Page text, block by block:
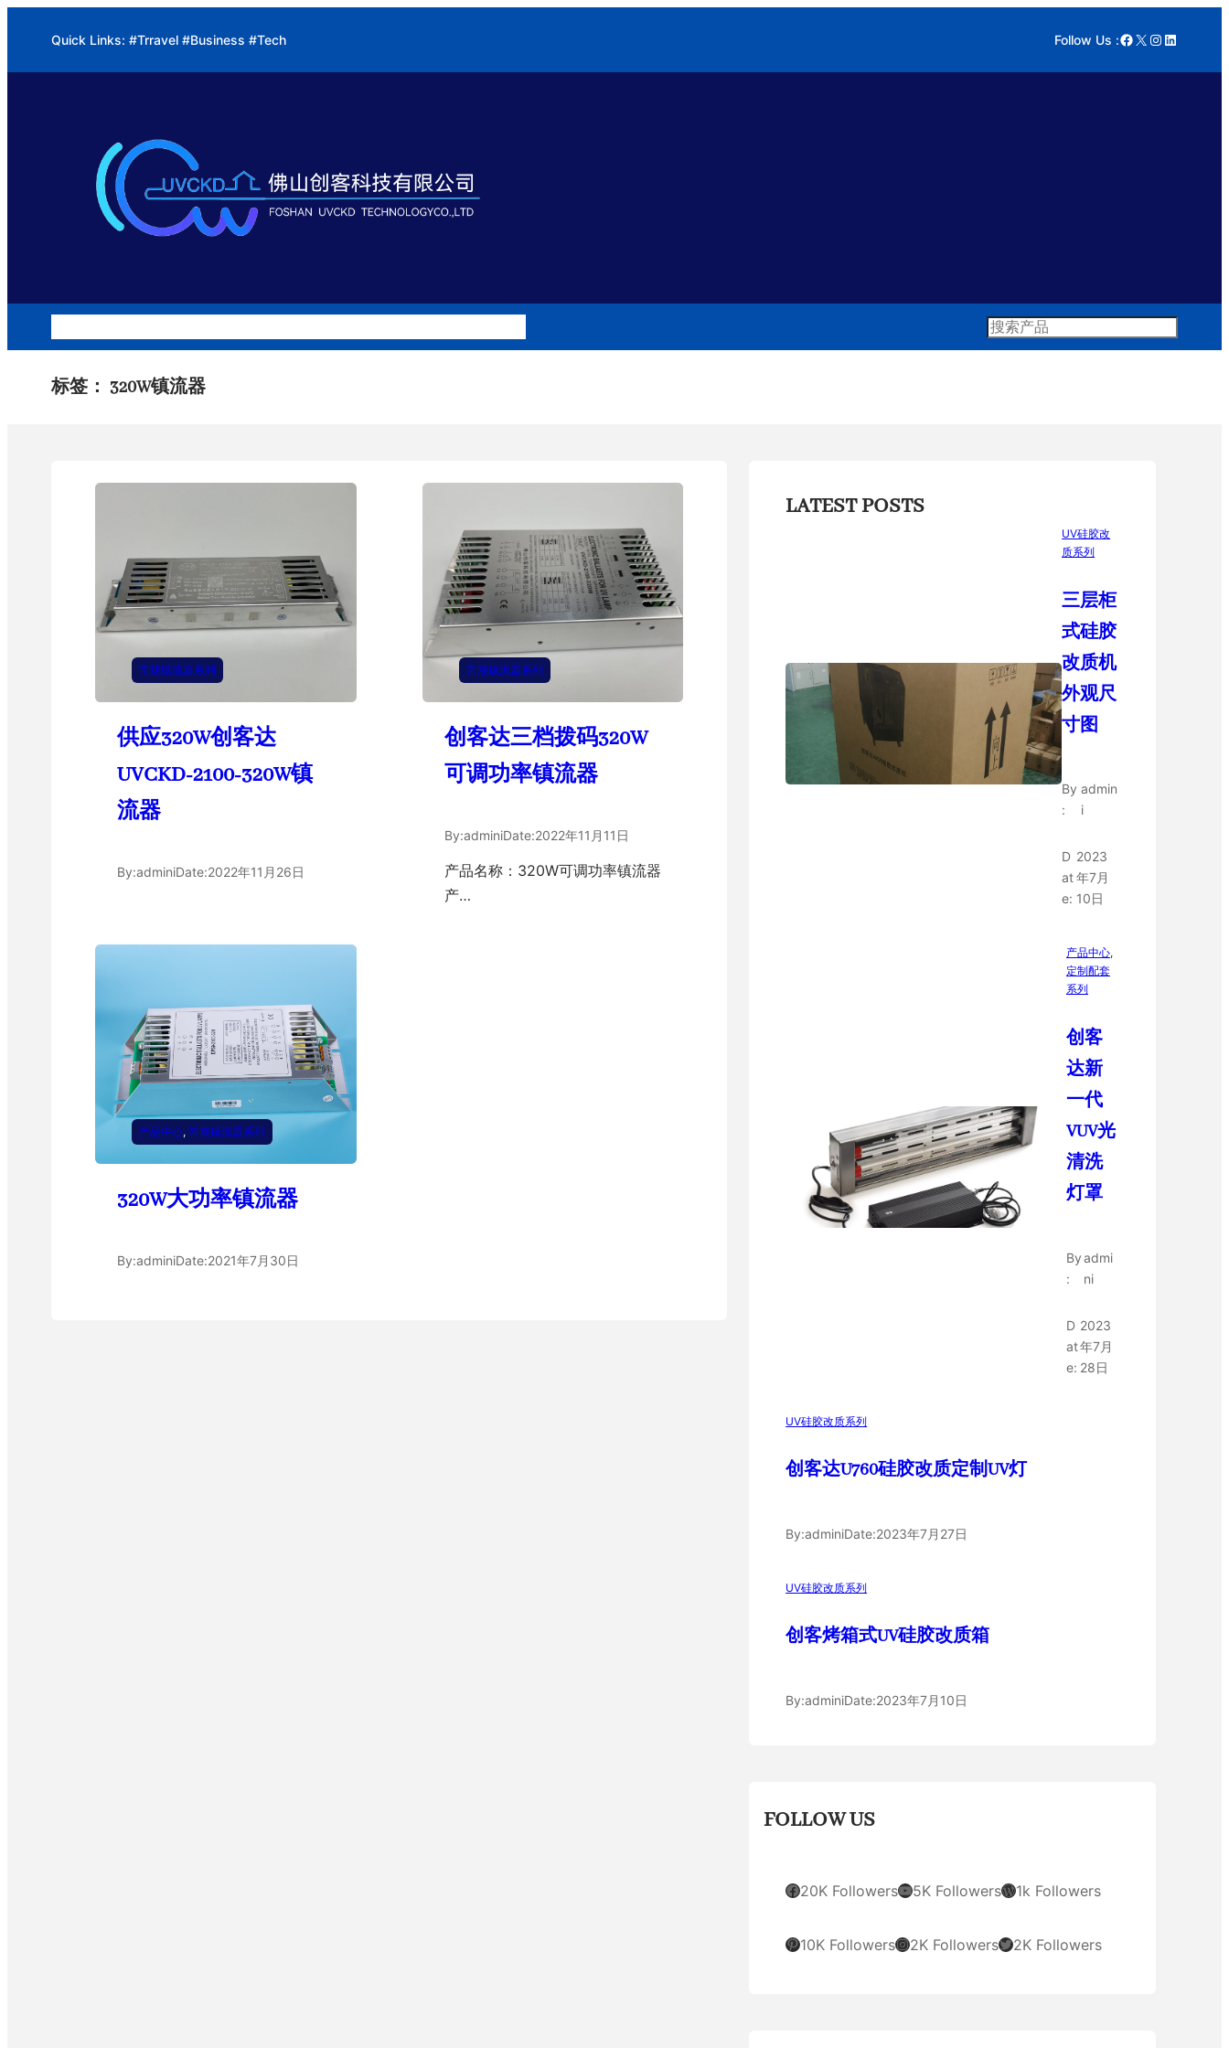
内
Quick Links: #Trravel #Business #Tech Follow Us :Facebook X Instagram LinkedIn
Search
标签： 320W镇流器
常规镇流器系列
供应320W创客达
UVCKD-2100-320W镇
流器
By:adminiDate:2022年11月26日
常规镇流器系列
创客达三档拨码320W
可调功率镇流器
By:adminiDate:2022年11月11日
产品名称：320W可调功率镇流器
产…
产品中心, 常规镇流器系列
320W大功率镇流器
By:adminiDate:2021年7月30日
LATEST POSTS
UV硅胶改
质系列
三层柜
式硅胶
改质机
外观尺
寸图
By
:
admin
i
D
at
e:
2023
年7月
10日
产品中心
定制配套
系列
创客
达新
一代
VUV光
清洗
灯罩
By
:
admi
ni
D
at
e:
2023
年7月
28日
UV硅胶改质系列
创客达U760硅胶改质定制UV灯
By:adminiDate:2023年7月27日
UV硅胶改质系列
创客烤箱式UV硅胶改质箱
By:adminiDate:2023年7月10日
FOLLOW US
Facebook 20K FollowersYouTube 5K FollowersWordPress 1k Followers
Pinterest 10K FollowersInstagram2K FollowersTwitter 2K Followers